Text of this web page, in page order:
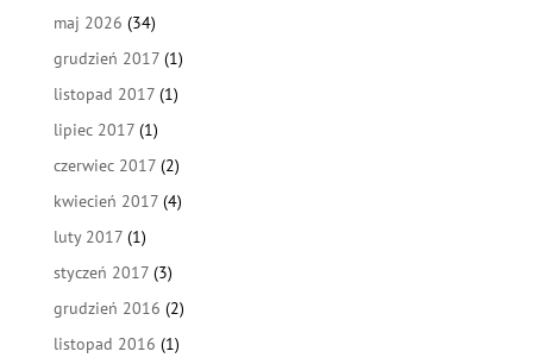
maj 2026 (34)
grudzień 2017(1)
listopad 2017(1)
lipiec 2017(1)
czerwiec 2017(2)
kwiecień 2017(4)
luty 2017(1)
styczeń 2017(3)
grudzień 2016 (2)
listopad 2016 (1)